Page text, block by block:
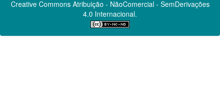
Creative CommonsAtribuição - NãoComercial - SemDerivações
4.0 Internacional.